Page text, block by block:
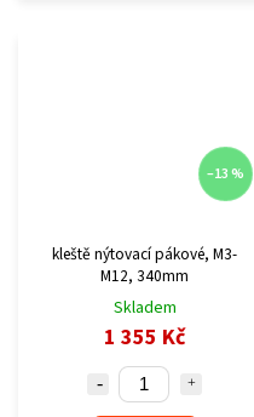
–13 %
kleště nýtovací pákové, M3-
M12, 340mm
Skladem
1 355 Kč